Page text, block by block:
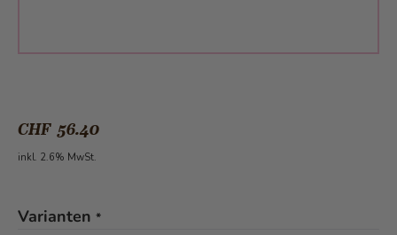
CHF 56.40
inkl. 2.6% MwSt.
Varianten *